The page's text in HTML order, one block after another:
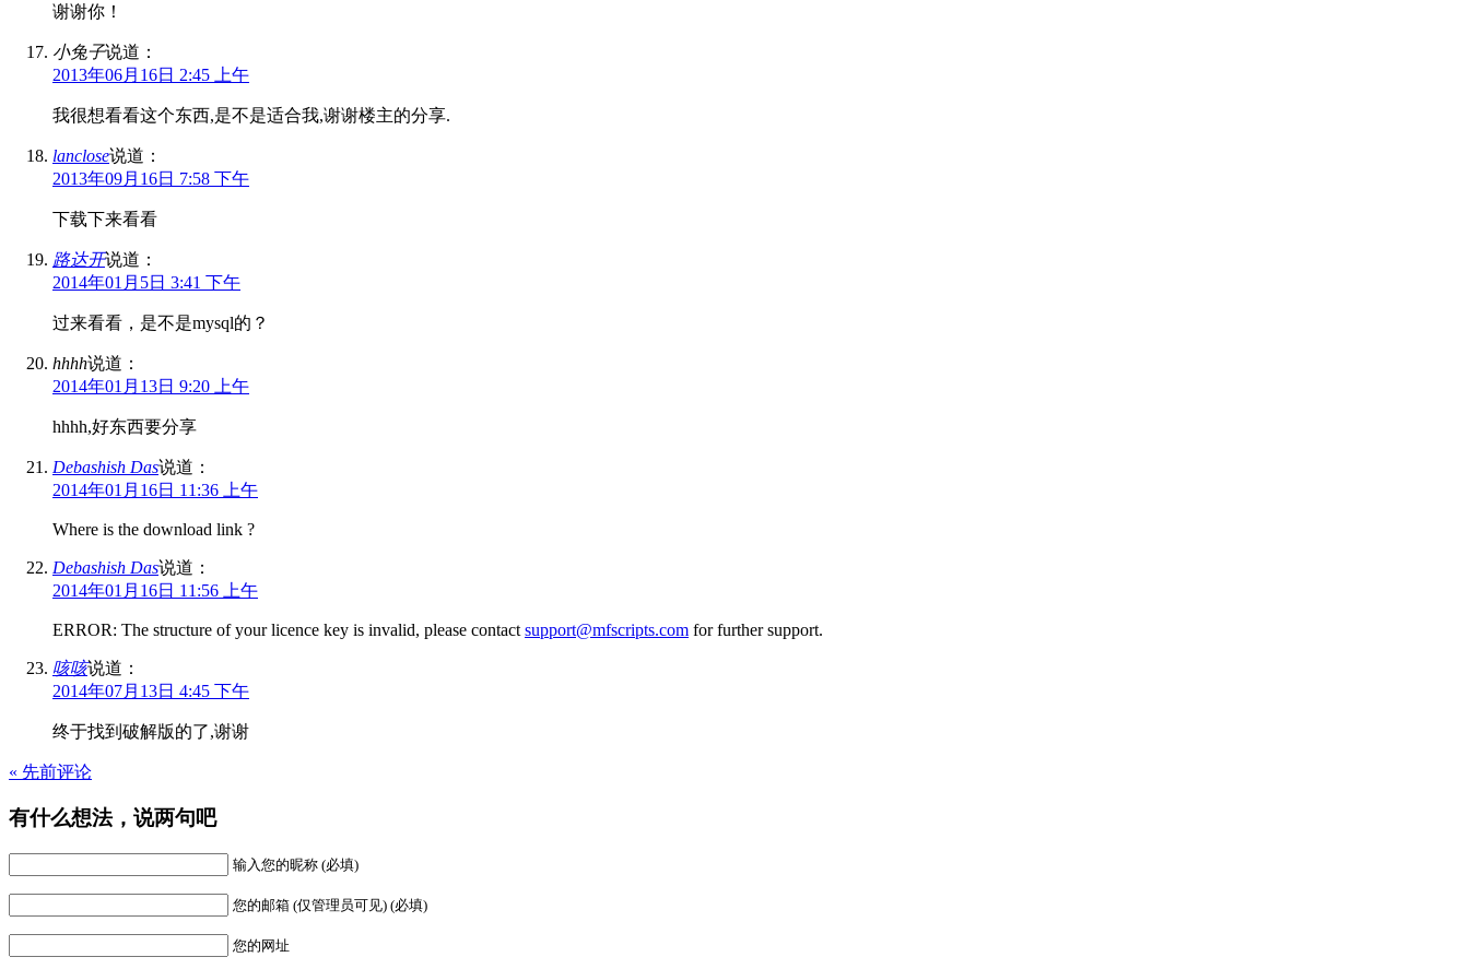
谢谢你！
小兔子说道：
2013年06月16日 2:45 上午
我很想看看这个东西,是不是适合我,谢谢楼主的分享.
lanclose说道：
2013年09月16日 7:58 下午
下载下来看看
路达开说道：
2014年01月5日 3:41 下午
过来看看，是不是mysql的？
hhhh说道：
2014年01月13日 9:20 上午
hhhh,好东西要分享
Debashish Das说道：
2014年01月16日 11:36 上午
Where is the download link ?
Debashish Das说道：
2014年01月16日 11:56 上午
ERROR: The structure of your licence key is invalid, please contact support@mfscripts.com for further support.
咳咳说道：
2014年07月13日 4:45 下午
终于找到破解版的了,谢谢
« 先前评论
有什么想法，说两句吧
输入您的昵称 (必填)
您的邮箱 (仅管理员可见) (必填)
您的网址